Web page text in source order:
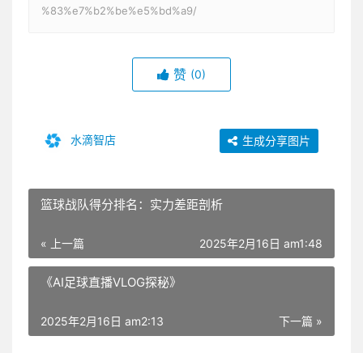
%83%e7%b2%be%e5%bd%a9/
赞 (0)
水滴智店 生成分享图片
篮球战队得分排名：实力差距剖析
« 上一篇 2025年2月16日 am1:48
《AI足球直播VLOG探秘》
下一篇 »
2025年2月16日 am2:13